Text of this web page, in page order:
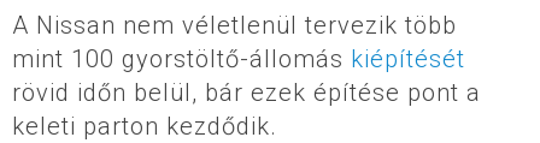
A Nissan nem véletlenül tervezik több
mint 100 gyorstöltő-állomás kiépítését
rövid időn belül, bár ezek építése pont a
keleti parton kezdődik.